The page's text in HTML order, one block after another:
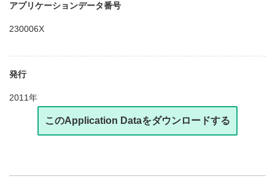
アプリケーションデータ番号
230006X
発行
2011年
このApplication Dataをダウンロードする